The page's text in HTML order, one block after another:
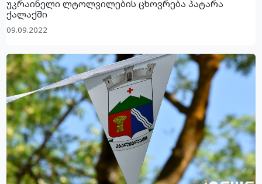
უკრაინელი ლტოლვილების ცხოვრება პატარა
ქალაქში
09.09.2022